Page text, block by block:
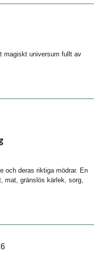
magiskt universum fullt av
och deras riktiga mödrar. En
mat, gränslös kärlek, sorg,